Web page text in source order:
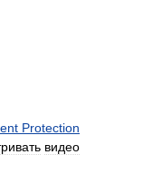
Protection
видео